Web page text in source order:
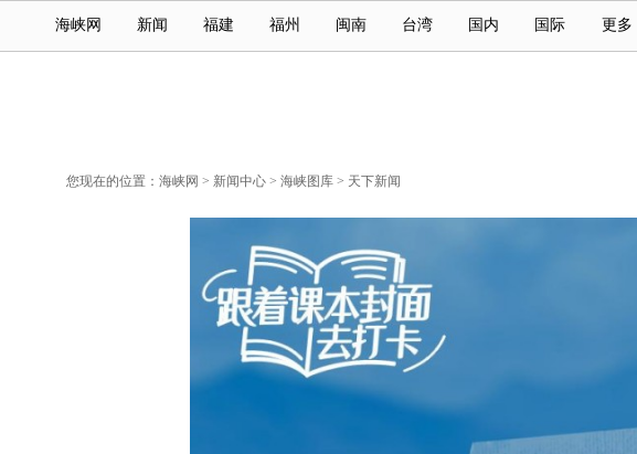
海峡网 新闻 福建 福州 闽南 台湾 国内 国际 更多
您现在的位置： 海峡网 > 新闻中心 > 海峡图库 > 天下新闻